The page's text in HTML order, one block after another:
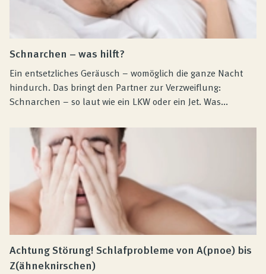
Schnarchen – was hilft?
Ein entsetzliches Geräusch – womöglich die ganze Nacht
hindurch. Das bringt den Partner zur Verzweiflung:
Schnarchen – so laut wie ein LKW oder ein Jet. Was...
Achtung Störung! Schlafprobleme von A(pnoe) bis
Z(ähneknirschen)